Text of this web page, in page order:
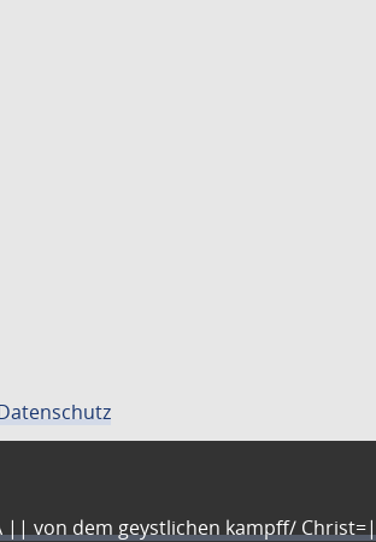
|| von dem geystlichen kampff/